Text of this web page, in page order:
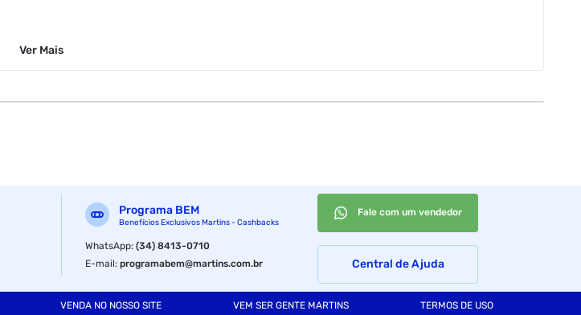
Ver Mais
Programa BEM
Benefícios Exclusivos Martins - Cashbacks
WhatsApp:(34) 8413-0710
E-mail:programabem@martins.com.br
Fale com um vendedor
Central de Ajuda
VENDA NO NOSSO SITE VEM SER GENTE MARTINS TERMOS DE USO